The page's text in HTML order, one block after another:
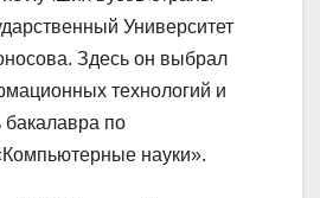
Университет
Здесь он выбрал
технологий и
бакалавра по
науки».